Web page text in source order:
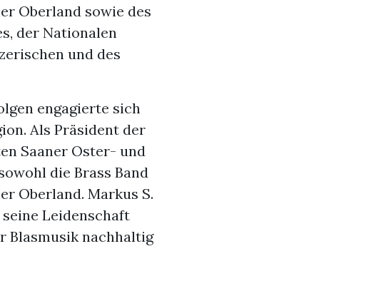
Oberland sowie des
der Nationalen
und des
engagierte sich
Als Präsident der
Saaner Oster- und
die Brass Band
Oberland. Markus S.
Leidenschaft
Blasmusik nachhaltig